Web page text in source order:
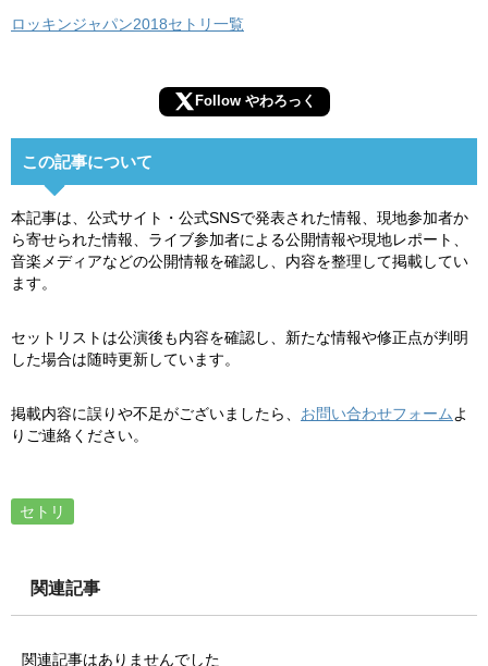
ロッキンジャパン2018セトリ一覧
Follow やわろっく
この記事について
本記事は、公式サイト・公式SNSで発表された情報、現地参加者か
ら寄せられた情報、ライブ参加者による公開情報や現地レポート、
音楽メディアなどの公開情報を確認し、内容を整理して掲載してい
ます。
セットリストは公演後も内容を確認し、新たな情報や修正点が判明
した場合は随時更新しています。
掲載内容に誤りや不足がございましたら、 お問い合わせフォームよ
りご連絡ください。
セトリ
関連記事
関連記事はありませんでした